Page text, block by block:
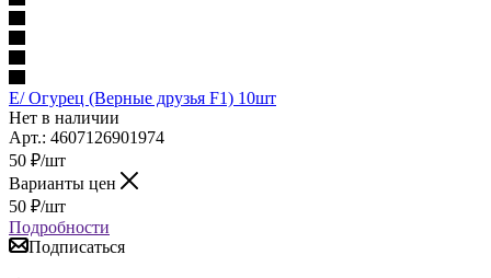
Е/ Огурец (Верные друзья F1) 10шт
Нет в наличии
Арт.: 4607126901974
50 ₽/шт
Варианты цен
50 ₽/шт
Подробности
Подписаться